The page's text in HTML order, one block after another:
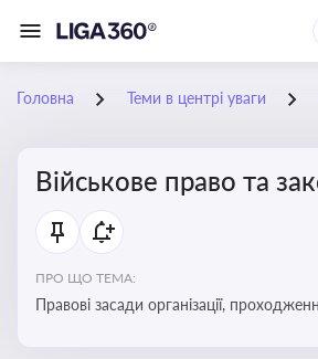
Головна Теми в центрі уваги
Військове право та
ПРО ЩО ТЕМА:
Правові засади організації,